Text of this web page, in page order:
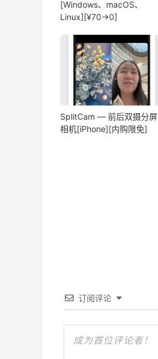
[Windows、macOS、
Linux][¥70→0]
SplitCam — 前后双摄分屏
相机[iPhone][内购限免]
订阅评论